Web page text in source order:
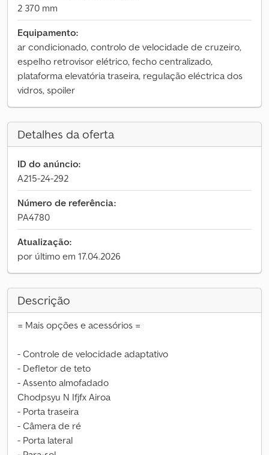
2 370 mm
Equipamento:
ar condicionado, controlo de velocidade de cruzeiro,
espelho retrovisor elétrico, fecho centralizado,
plataforma elevatória traseira, regulação eléctrica dos
vidros, spoiler
Detalhes da oferta
ID do anúncio:
A215-24-292
Número de referência:
PA4780
Atualização:
por último em 17.04.2026
Descrição
= Mais opções e acessórios =
- Controle de velocidade adaptativo
- Defletor de teto
- Assento almofadado
Chodpsyu N Ifjfx Airoa
- Porta traseira
- Câmera de ré
- Porta lateral